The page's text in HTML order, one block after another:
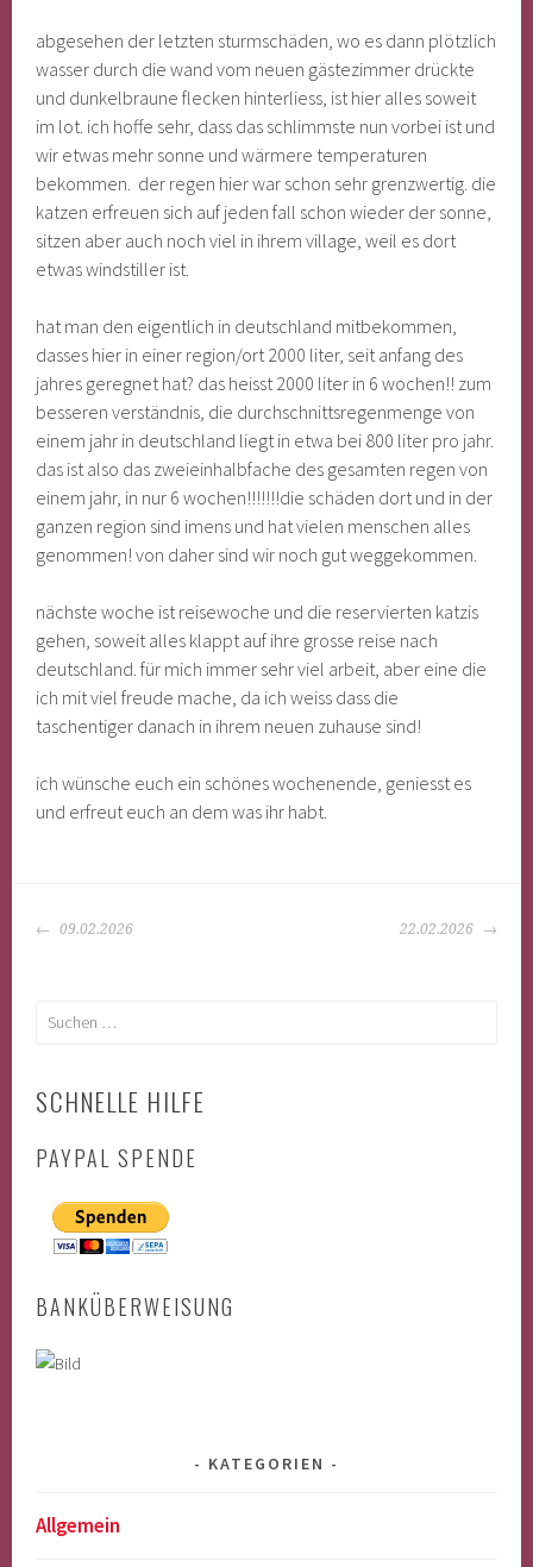
abgesehen der letzten sturmschäden, wo es dann plötzlich
wasser durch die wand vom neuen gästezimmer drückte
und dunkelbraune flecken hinterliess, ist hier alles soweit
im lot. ich hoffe sehr, dass das schlimmste nun vorbei ist und
wir etwas mehr sonne und wärmere temperaturen
bekommen. der regen hier war schon sehr grenzwertig. die
katzen erfreuen sich auf jeden fall schon wieder der sonne,
sitzen aber auch noch viel in ihrem village, weil es dort
etwas windstiller ist.
hat man den eigentlich in deutschland mitbekommen,
dasses hier in einer region/ort 2000 liter, seit anfang des
jahres geregnet hat? das heisst 2000 liter in 6 wochen!! zum
besseren verständnis, die durchschnittsregenmenge von
einem jahr in deutschland liegt in etwa bei 800 liter pro jahr.
das ist also das zweieinhalbfache des gesamten regen von
einem jahr, in nur 6 wochen!!!!!!!die schäden dort und in der
ganzen region sind imens und hat vielen menschen alles
genommen! von daher sind wir noch gut weggekommen.
nächste woche ist reisewoche und die reservierten katzis
gehen, soweit alles klappt auf ihre grosse reise nach
deutschland. für mich immer sehr viel arbeit, aber eine die
ich mit viel freude mache, da ich weiss dass die
taschentiger danach in ihrem neuen zuhause sind!
ich wünsche euch ein schönes wochenende, geniesst es
und erfreut euch an dem was ihr habt.
BEITRAGS-
09.02.2026 22.02.2026
Suchen
SCHNELLE HILFE
PAYPAL SPENDE
BANKÜBERWEISUNG
KATEGORIEN
Allgemein